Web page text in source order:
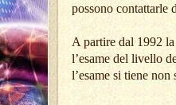
possono contattarle
A partire dal 1992
l’esame del livello
l’esame si tiene